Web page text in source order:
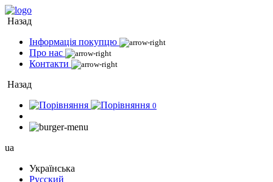
Назад
Інформація покупцю
Про нас
Контакти
Назад
0
ua
Українська
Русский